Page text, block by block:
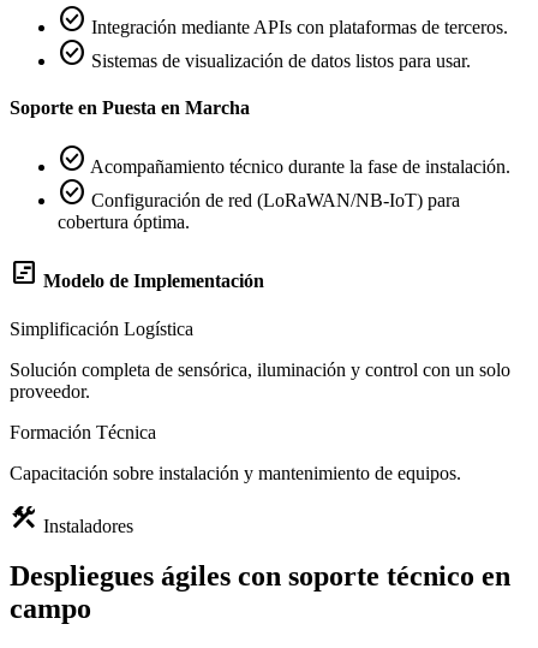
check_circle Integración mediante APIs con plataformas de terceros.
check_circle Sistemas de visualización de datos listos para usar.
Soporte en Puesta en Marcha
check_circle Acompañamiento técnico durante la fase de instalación.
check_circle Configuración de red (LoRaWAN/NB-IoT) para
cobertura óptima.
view_timeline Modelo de Implementación
Simplificación Logística
Solución completa de sensórica, iluminación y control con un solo
proveedor.
Formación Técnica
Capacitación sobre instalación y mantenimiento de equipos.
construction Instaladores
Despliegues ágiles con soporte técnico en
campo